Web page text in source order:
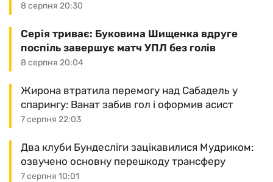
8 серпня 20:30
8 серпня 20:04
Серія триває: Буковина Шищенка вдруге
поспіль завершує матч УПЛ без голів
7 серпня 22:03
Жирона втратила перемогу над Сабадель у
спарингу: Ванат забив гол і оформив асист
7 серпня 10:01
Два клуби Бундесліги зацікавилися Мудриком:
озвучено основну перешкоду трансферу